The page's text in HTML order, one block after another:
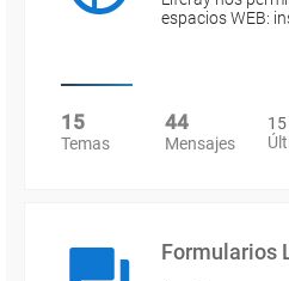
espacios WEB:
15
Temas
44
Mensajes
Formularios